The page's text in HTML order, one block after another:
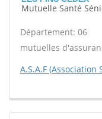
Mutuelle Santé
Département: 06
mutuelles
A.S.A.F